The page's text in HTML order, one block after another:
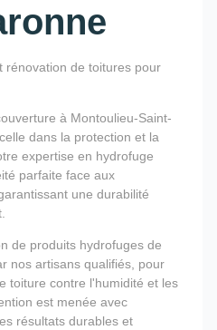
rénovation de toitures pour
à Montoulieu-Saint-
dans la protection et la
expertise en hydrofuge
parfaite face aux
une durabilité
de produits hydrofuges de
nos artisans qualifiés, pour
toiture contre l'humidité et les
est menée avec
résultats durables et